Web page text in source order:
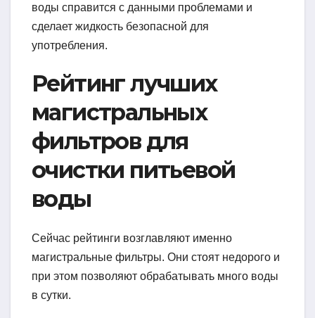
воды справится с данными проблемами и
сделает жидкость безопасной для
употребления.
Рейтинг лучших
магистральных
фильтров для
очистки питьевой
воды
Сейчас рейтинги возглавляют именно
магистральные фильтры. Они стоят недорого и
при этом позволяют обрабатывать много воды
в сутки.